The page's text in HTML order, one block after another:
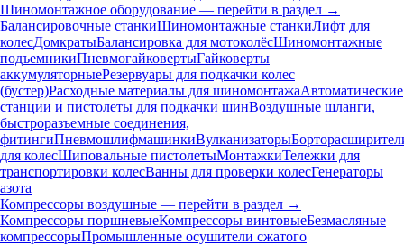
Шиномонтажное оборудование — перейти в раздел →
Балансировочные станкиШиномонтажные станкиЛифт для
колесДомкратыБалансировка для мотоколёсШиномонтажные
подъемникиПневмогайковертыГайковерты
аккумуляторныеРезервуары для подкачки колес
(бустер)Расходные материалы для шиномонтажаАвтоматические
станции и пистолеты для подкачки шинВоздушные шланги,
быстроразъемные соединения,
фитингиПневмошлифмашинкиВулканизаторы
для колесШиповальные пистолетыМонтажкиТележки для
транспортировки колесВанны для проверки колесГенераторы
азота
Компрессоры воздушные — перейти в раздел →
Компрессоры поршневыеКомпрессоры винтовыеБезмасляные
компрессорыПромышленные осушители сжатого